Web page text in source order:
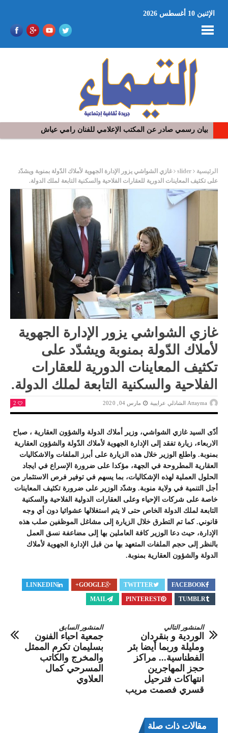
الإثنين 10 أغسطس 2026
بيان رسمي صادر عن المكتب الإعلامي للفنان رامي عياش
الرئيسية slider
غازي الشواشي يزور الإدارة الجهوية لأملاك الدّولة بمنوبة ويشدّد
على تكثيف المعاينات الدورية للعقارات الفلاحية والسكنية التابعة لملك الدولة.
غازي الشواشي يزور الإدارة الجهوية
لأملاك الدّولة بمنوبة ويشدّد على
تكثيف المعاينات الدورية للعقارات
الفلاحية والسكنية التابعة لملك الدولة.
Attayma الشاذلي عرايبية مارس 04, 2020 2
أدّى السيد غازي الشواشي، وزير أملاك الدولة والشؤون العقارية ، صباح
الاربعاء، زيارة تفقد إلى الإدارة الجهوية لأملاك الدّولة والشؤون العقارية
بمنوبة. واطلع الوزير خلال هذه الزيارة على أبرز الملفات والاشكاليات
العقارية المطروحة في الجهة، مؤكدا على ضرورة الإسراع في ايجاد
الحلول العملية لهذه الإشكاليات، بما يسهم في توفير فرص الاستثمار من
أجل التنمية في ولاية منوبة. وشدّد الوزير على ضرورة تكثيف المعاينات
خاصة على شركات الإحياء وعلى العقارات الدولية الفلاحية والسكنية
التابعة لملك الدولة الخاص حتى لا يتم استغلالها عشوائيا دون أي وجه
قانوني. كما تم التطرق خلال الزيارة إلى مشاغل الموظفين صلب هذه
الإدارة، حيث دعا الوزير كافة العاملين بها إلى مضاعفة نسق العمل
بالنظر إلى حجم الملفات المتعهد بها من قبل الإدارة الجهوية لأملاك
الدولة والشؤون العقارية بمنوبة.
FACEBOOK
TWITTER
GOOGLE+
LINKEDIN
TUMBLR
PINTEREST
MAIL
المنشور السابق
جمعية احباء الفنون
بسليمان تكرم الممثل
والمخرج والكاتب
المسرحي كمال
العلاوي
المنشور التالي
الوردية و بنقردان
ومليلة وربما أيضا بئر
الفطناسية... مراكز
حجز المهاجرين
انتهاكات فترحيل
قسري فصمت مريب
مقالات ذات صلة